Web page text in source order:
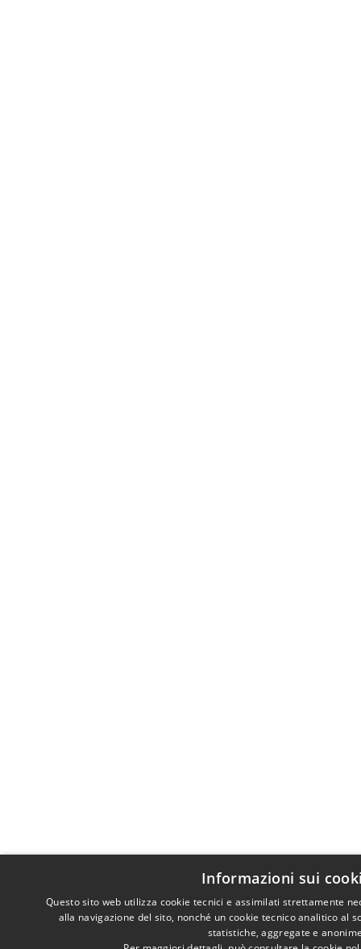
Informazioni sui
Questo sito web utilizza cookie tecnici e assimilati strettamente
alla navigazione del sito, nonché un cookie tecnico analitico al
statistiche, aggregate e